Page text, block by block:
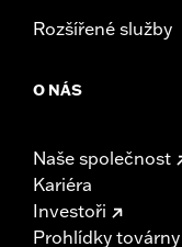
Rozšířené služby
O NÁS
Naše společnost
Kariéra
Investoři
Prohlídky továrny